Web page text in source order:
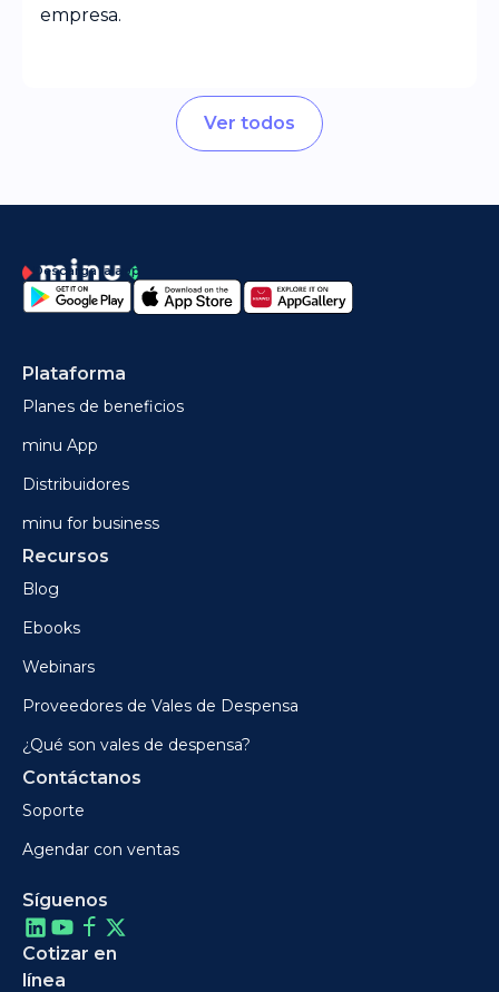
empresa.
Ver todos
Descarga la app
Plataforma
Planes de beneficios
minu App
Distribuidores
minu for business
Recursos
Blog
Ebooks
Webinars
Proveedores de Vales de Despensa
¿Qué son vales de despensa?
Contáctanos
Soporte
Agendar con ventas
Síguenos
Cotizar en
línea